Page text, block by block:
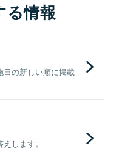
る情報
日の新しい順に掲載
します。